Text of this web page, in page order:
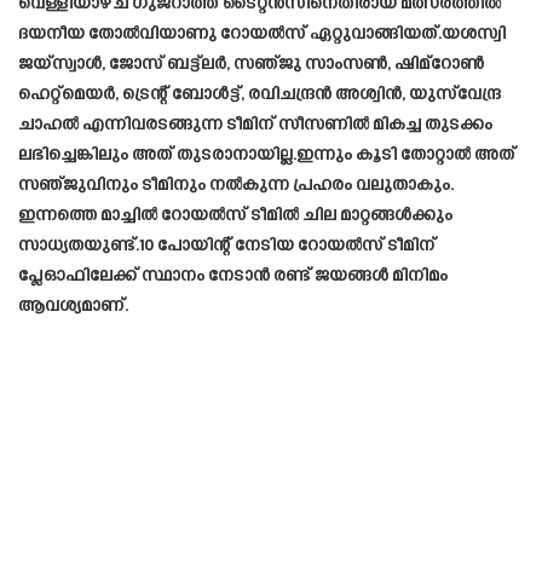
ദയനീയ തോൽവിയാണു റോയൽസ് ഏറ്റുവാങ്ങിയത്.യശസ്വി
ജയ്‌സ്വാൾ, ജോസ് ബട്ട്‌ലർ, സഞ്ജു സാംസൺ, ഷിമ്‌റോൺ
ഹെറ്റ്‌മെയർ, ട്രെന്റ് ബോൾട്ട്, രവിചന്ദ്രൻ അശ്വിൻ, യുസ്‌വേന്ദ്ര
ചാഹൽ എന്നിവരടങ്ങുന്ന ടീമിന് സീസണിൽ മികച്ച തുടക്കം
ലഭിച്ചെങ്കിലും അത് തുടരാനായില്ല.ഇന്നും കൂടി തോറ്റാൽ അത്
സഞ്ജുവിനും ടീമിനും നൽകുന്ന പ്രഹരം വലുതാകും.
ഇന്നത്തെ മാച്ചിൽ റോയൽസ് ടീമിൽ ചില മാറ്റങ്ങൾക്കും
സാധ്യതയുണ്ട്.10 പോയിന്റ് നേടിയ റോയൽസ് ടീമിന്
പ്ലേഓഫിലേക്ക് സ്ഥാനം നേടാൻ രണ്ട് ജയങ്ങൾ മിനിമം
ആവശ്യമാണ്.